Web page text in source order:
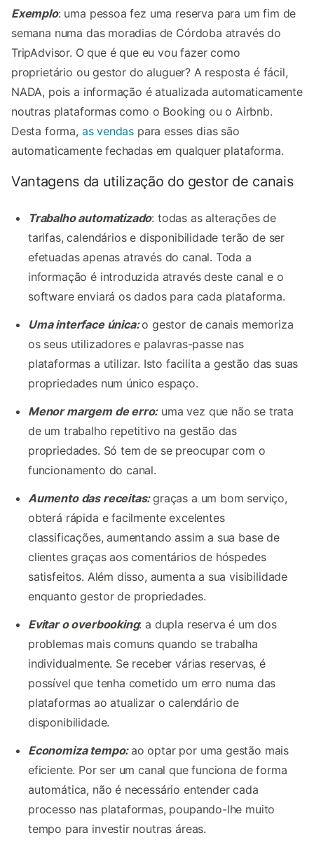
Exemplo: uma pessoa fez uma reserva para um fim de
semana numa das moradias de Córdoba através do
TripAdvisor. O que é que eu vou fazer como
proprietário ou gestor do aluguer? A resposta é fácil,
NADA, pois a informação é atualizada automaticamente
noutras plataformas como o Booking ou o Airbnb.
Desta forma, as vendas para esses dias são
automaticamente fechadas em qualquer plataforma.
Vantagens da utilização do gestor de canais
Trabalho automatizado: todas as alterações de
tarifas, calendários e disponibilidade terão de ser
efetuadas apenas através do canal. Toda a
informação é introduzida através deste canal e o
software enviará os dados para cada plataforma.
Uma interface única:o gestor de canais memoriza
os seus utilizadores e palavras-passe nas
plataformas a utilizar. Isto facilita a gestão das suas
propriedades num único espaço.
Menor margem de erro:uma vez que não se trata
de um trabalho repetitivo na gestão das
propriedades. Só tem de se preocupar com o
funcionamento do canal.
Aumento das receitas:graças a um bom serviço,
obterá rápida e facilmente excelentes
classificações, aumentando assim a sua base de
clientes graças aos comentários de hóspedes
satisfeitos. Além disso, aumenta a sua visibilidade
enquanto gestor de propriedades.
Evitar o overbooking: a dupla reserva é um dos
problemas mais comuns quando se trabalha
individualmente. Se receber várias reservas, é
possível que tenha cometido um erro numa das
plataformas ao atualizar o calendário de
disponibilidade.
Economiza tempo:ao optar por uma gestão mais
eficiente. Por ser um canal que funciona de forma
automática, não é necessário entender cada
processo nas plataformas, poupando-lhe muito
tempo para investir noutras áreas.